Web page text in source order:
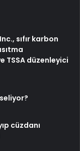
sıfır karbon
TSSA düzenleyici
cüzdanı